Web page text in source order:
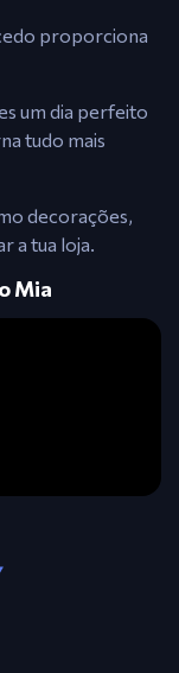
proporciona
um dia perfeito
tudo mais
decorações,
a tua loja.
Mia